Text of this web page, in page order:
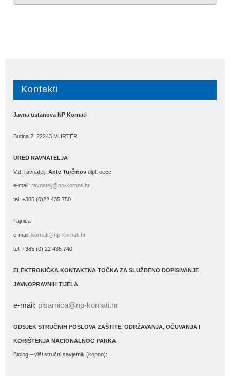
Kontakti
Javna ustanova NP Kornati
Butina 2, 22243 MURTER
URED RAVNATELJA
V.d. ravnatelj: Ante Turčinov dipl. oecc
e-mail: ravnatelj@np-kornati.hr
tel: +385 (0)22 435 750
Tajnica
e-mail: kornati@np-kornati.hr
tel: +385 (0) 22 435 740
ELEKTRONIČKA KONTAKTNA TOČKA ZA SLUŽBENO DOPISIVANJE
JAVNOPRAVNIH TIJELA
e-mail: pisarnica@np-kornati.hr
ODSJEK STRUČNIH POSLOVA ZAŠTITE, ODRŽAVANJA, OČUVANJA I
KORIŠTENJA NACIONALNOG PARKA
Biolog – viši stručni savjetnik (kopno):